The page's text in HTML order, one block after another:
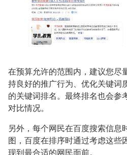
在预算允许的范围内，建议您尽
持良好的推广行为、优化关键词
的关键词排名。最终排名也会参
对比情况。
另外，每个网民在百度搜索信息
图，百度在排序时通过考虑这些
现到最合适的网民面前。